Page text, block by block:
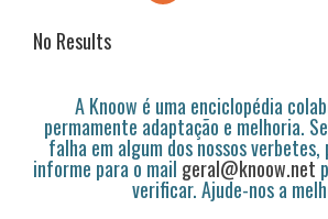
No Results
A Knoow é uma enciclopédia
permamente adaptação e melhoria.
falha em algum dos nossos verbetes,
informe para o mail geral@knoow.net
verificar. Ajude-nos a